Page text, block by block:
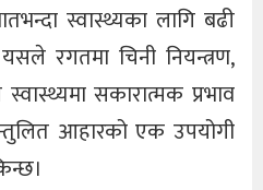
स्वास्थ्यका लागि बढी
रगतमा चिनी नियन्त्रण,
सकारात्मक प्रभाव
आहारको एक उपयोगी